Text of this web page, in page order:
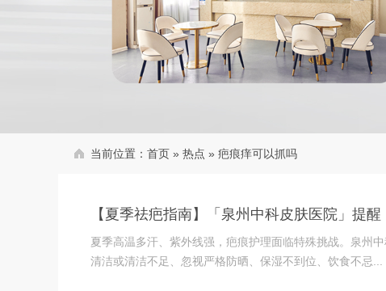
当前位置： 首页 » 热点 » 疤痕痒可以抓吗
【夏季祛疤指南】「泉州中科皮肤医院」提
夏季高温多汗、紫外线强，疤痕护理面临特殊挑战。泉州
清洁或清洁不足、忽视严格防晒、保湿不到位、饮食不忌...